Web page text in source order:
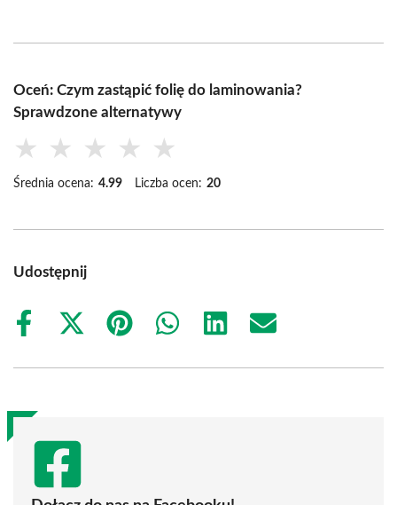
Oceń: Czym zastąpić folię do laminowania?
Sprawdzone alternatywy
★ ★ ★ ★ ★
Średnia ocena: 4.99 Liczba ocen: 20
Udostępnij
Share
Share
(Twitter)
Share
Share
Share
Share